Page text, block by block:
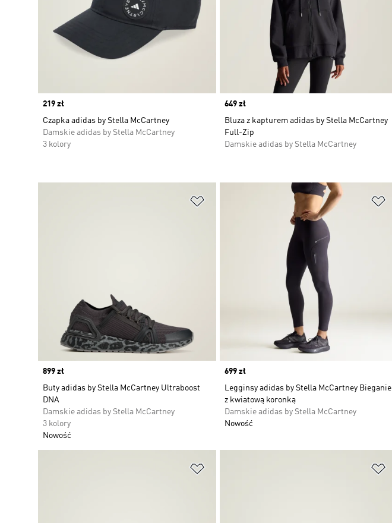
Price
219 zł
Czapka adidas by Stella McCartney
Damskie adidas by Stella McCartney
3 kolory
Price
649 zł
Bluza z kapturem adidas by Stella McCartney
Full-Zip
Damskie adidas by Stella McCartney
Price
899 zł
Buty adidas by Stella McCartney Ultraboost
DNA
Damskie adidas by Stella McCartney
3 kolory
Nowość
Price
699 zł
Legginsy adidas by Stella McCartney Bieganie
z kwiatową koronką
Damskie adidas by Stella McCartney
Nowość